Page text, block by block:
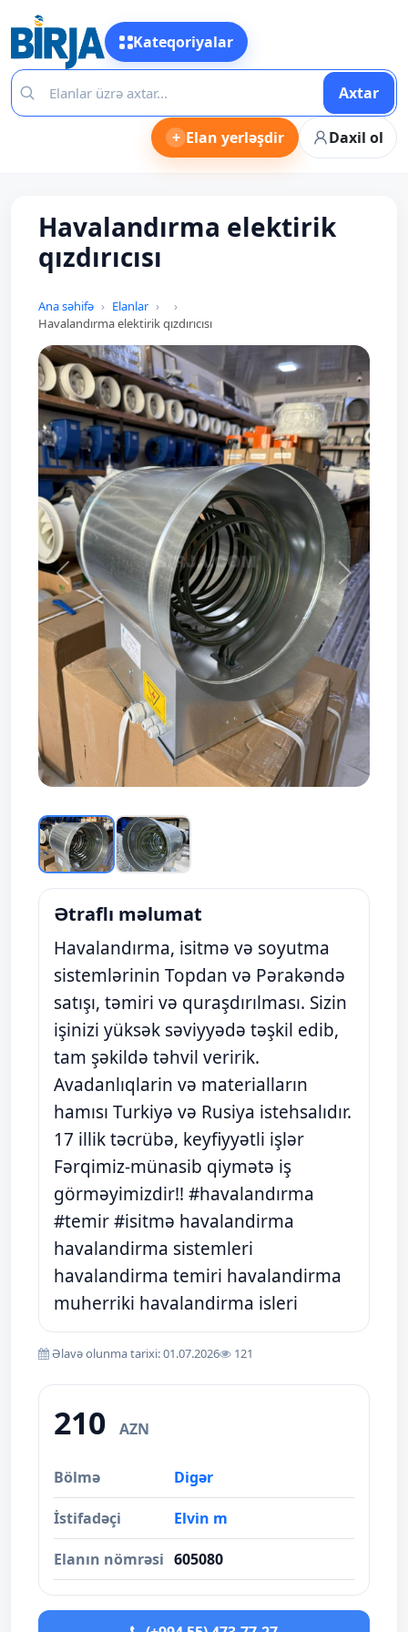
Kateqoriyalar
Axtar
+ Elan yerləşdir Daxil ol
Havalandırma elektirik
qızdırıcısı
Ana səhifə
Elanlar
Havalandırma elektirik qızdırıcısı
Prev Next
Ətraflı məlumat
Havalandırma, isitmə və soyutma
sistemlərinin Topdan və Pərakəndə
satışı, təmiri və quraşdırılması. Sizin
işinizi yüksək səviyyədə təşkil edib,
tam şəkildə təhvil veririk.
Avadanlıqlarin və materialların
hamısı Turkiyə və Rusiya istehsalıdır.
17 illik təcrübə, keyfiyyətli işlər
Fərqimiz-münasib qiymətə iş
görməyimizdir!! #havalandırma
#temir #isitmə havalandirma
havalandirma sistemleri
havalandirma temiri havalandirma
muherriki havalandirma isleri
Əlavə olunma tarixi: 01.07.2026 121
210 AZN
Bölmə Digər
İstifadəçi Elvin m
Elanın nömrəsi 605080